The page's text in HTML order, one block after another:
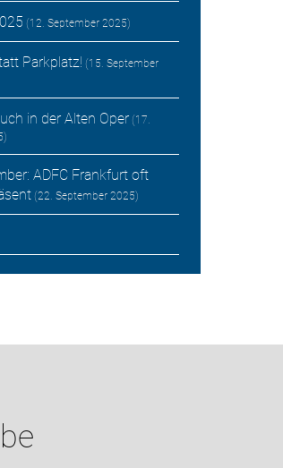
(12. September 2025)
Parkplatz! (15. September
in der Alten Oper (17.
ADFC Frankfurt oft
(22. September 2025)